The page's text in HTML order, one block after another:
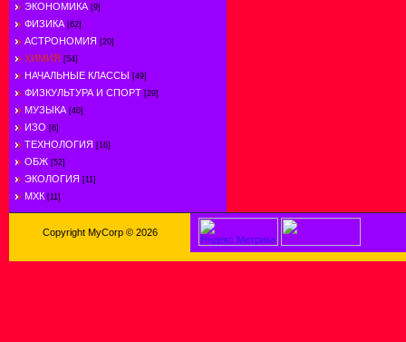
ЭКОНОМИКА [9]
ФИЗИКА [62]
АСТРОНОМИЯ [20]
ХИМИЯ [54]
НАЧАЛЬНЫЕ КЛАССЫ [49]
ФИЗКУЛЬТУРА И СПОРТ [29]
МУЗЫКА [40]
ИЗО [6]
ТЕХНОЛОГИЯ [16]
ОБЖ [52]
ЭКОЛОГИЯ [11]
МХК [11]
Copyright MyCorp © 2026